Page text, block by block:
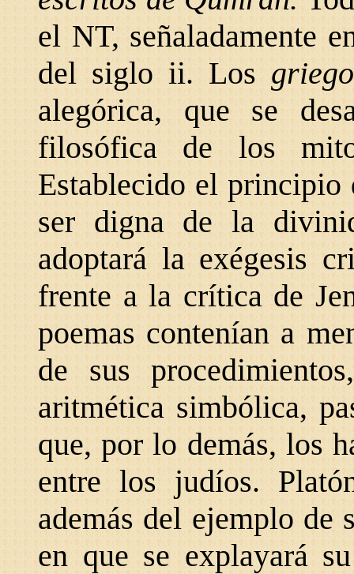
el NT, señaladamente
del siglo ii. Los
alegórica, que se
filosófica de los
Establecido el principio
ser digna de la
adoptará la exégesis
frente a la crítica de
poemas contenían a
de sus
aritmética simbólica,
que, por lo demás, los
entre los judíos.
además del ejemplo
en que se explayará